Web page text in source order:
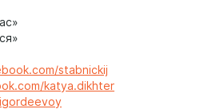
stabnickij
katya.dikhter